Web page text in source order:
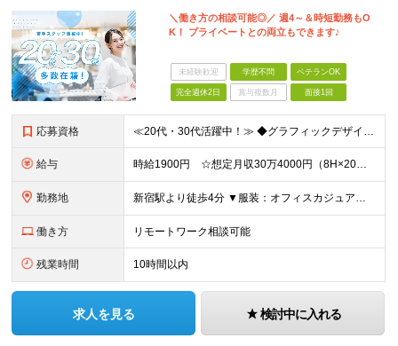
＼働き方の相談可能◎／ 週4～＆時短勤務もO
K！ プライベートとの両立もできます♪
未経験歓迎 学歴不問 ベテランOK
完全週休2日 賞与複数月 面接1回
応募資格 ≪20代・30代活躍中！≫ ◆グラフィックデザイナーとしての実務経験 ◆販促ツール制作の経験 ※ブランクがある方やこれまでのご経験に自信がない方も、まずはお気軽にご応募ください！ ※ご経歴をなるべく
給与 時給1900円 ☆想定月収30万4000円（8H×20日） ※交通費全額支給
勤務地 新宿駅より徒歩4分 ▼服装：オフィスカジュアル ▼働き方：基本出社 ※ご家庭の事情等やむを得ない場合は在宅勤務も相談可能です。 ▼受動喫煙対策：屋内禁煙
働き方 リモートワーク相談可能
残業時間 10時間以内
求人を見る 検討中に入れる